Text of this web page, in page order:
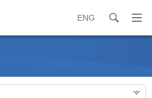
ENG search
打
開